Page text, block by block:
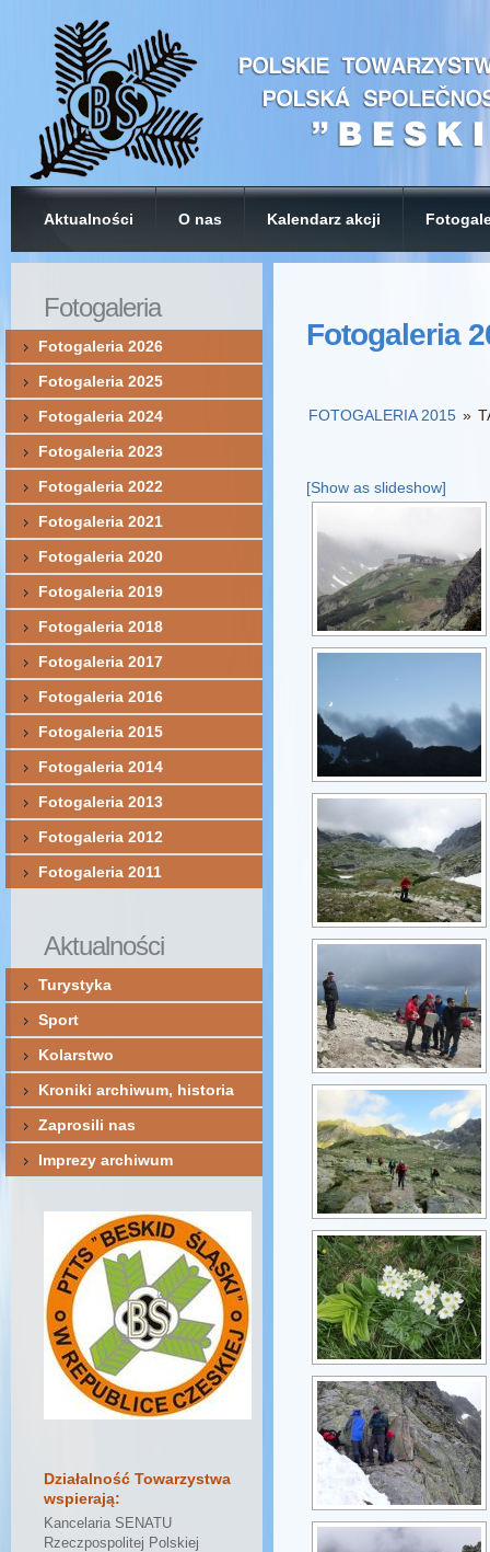
Aktualności O nas Kalendarz akcji
Fotogaleria
FOTOGALERIA 2015 »
[Show as slideshow]
Fotogaleria
Fotogaleria 2026
Fotogaleria 2025
Fotogaleria 2024
Fotogaleria 2023
Fotogaleria 2022
Fotogaleria 2021
Fotogaleria 2020
Fotogaleria 2019
Fotogaleria 2018
Fotogaleria 2017
Fotogaleria 2016
Fotogaleria 2015
Fotogaleria 2014
Fotogaleria 2013
Fotogaleria 2012
Fotogaleria 2011
Aktualności
Turystyka
Sport
Kolarstwo
Kroniki archiwum, historia
Zaprosili nas
Imprezy archiwum
Działalność Towarzystwa
wspierają:
Kancelaria SENATU
Rzeczpospolitej Polskiej